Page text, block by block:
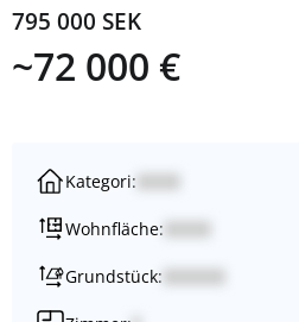
795 000 SEK
~72 000 €
Kategori:
Wohnfläche:
Grundstück: